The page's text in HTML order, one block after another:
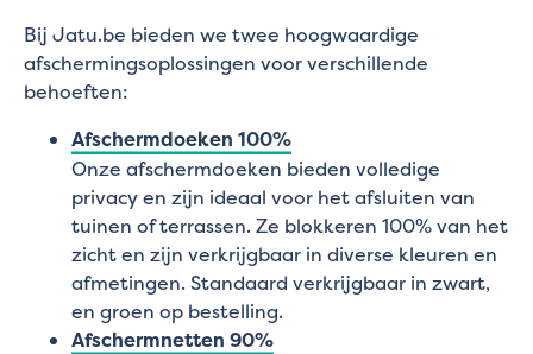
Bij Jatu.be bieden we twee hoogwaardige
afschermingsoplossingen voor verschillende
behoeften:
Afschermdoeken 100%
Onze afschermdoeken bieden volledige
privacy en zijn ideaal voor het afsluiten van
tuinen of terrassen. Ze blokkeren 100% van het
zicht en zijn verkrijgbaar in diverse kleuren en
afmetingen. Standaard verkrijgbaar in zwart,
en groen op bestelling.
Afschermnetten 90%